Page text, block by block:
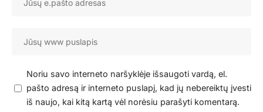
Noriu savo interneto naršyklėje išsaugoti vardą, el.
pašto adresą ir interneto puslapį, kad jų nebereiktų įvesti
iš naujo, kai kitą kartą vėl norėsiu parašyti komentarą.